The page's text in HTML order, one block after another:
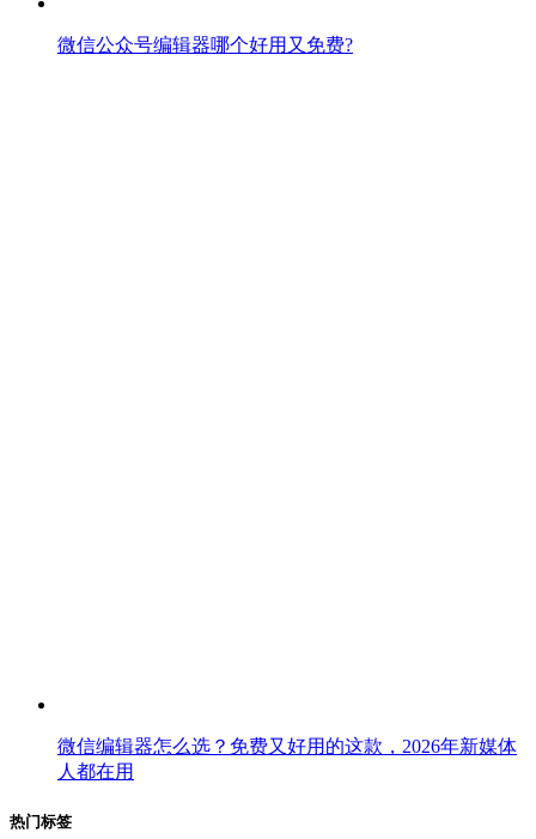
微信公众号编辑器哪个好用又免费?
微信编辑器怎么选？免费又好用的这款，2026年新媒体
人都在用
热门标签